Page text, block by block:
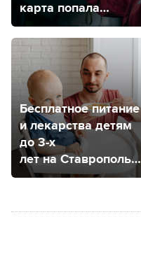
карта попала
в черный список?
Бесплатное питание
и лекарства детям
до 3-х
лет на Ставрополье:
как получить?